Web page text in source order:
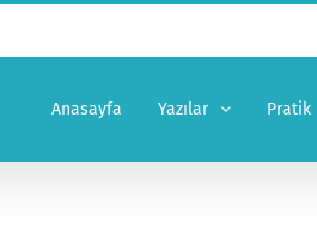
Anasayfa Yazılar Pratik